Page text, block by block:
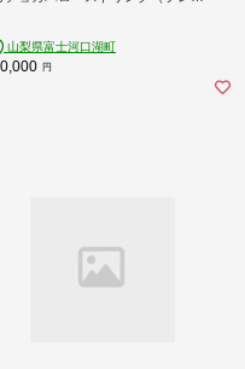
山梨県富士河口湖町
円